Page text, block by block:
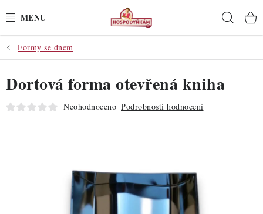
na
POTŘEBY
POMŮCKY
SUROVINY
Formy se dnem
Dortová forma otevřená kniha
Neohodnoceno Podrobnosti hodnocení